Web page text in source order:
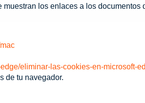
los enlaces a los
eliminar-las-cookies-en-microsoft-
de tu navegador.